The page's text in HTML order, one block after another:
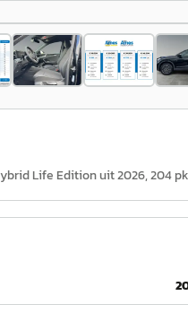
Life Edition uit 2026, 204